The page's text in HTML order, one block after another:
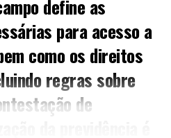
reserva do
do Possível
define as
para acesso a
como os direitos
regras sobre
de